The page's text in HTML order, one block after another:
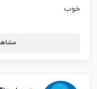
خوب